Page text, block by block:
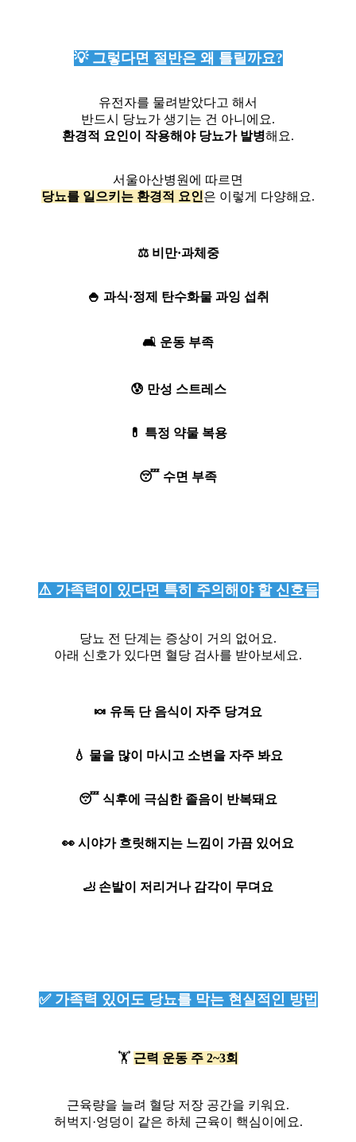
💡 그렇다면 절반은 왜 틀릴까요?
유전자를 물려받았다고 해서
반드시 당뇨가 생기는 건 아니에요.
환경적 요인이 작용해야 당뇨가 발병해요.
서울아산병원에 따르면
당뇨를 일으키는 환경적 요인은 이렇게 다양해요.
⚖️ 비만·과체중
🍚 과식·정제 탄수화물 과잉 섭취
🛋️ 운동 부족
😰 만성 스트레스
💊 특정 약물 복용
😴 수면 부족
⚠️ 가족력이 있다면 특히 주의해야 할 신호들
당뇨 전 단계는 증상이 거의 없어요.
아래 신호가 있다면 혈당 검사를 받아보세요.
🍬 유독 단 음식이 자주 당겨요
💧 물을 많이 마시고 소변을 자주 봐요
😴 식후에 극심한 졸음이 반복돼요
👀 시야가 흐릿해지는 느낌이 가끔 있어요
🦶 손발이 저리거나 감각이 무뎌요
✅ 가족력 있어도 당뇨를 막는 현실적인 방법
🏋️ 근력 운동 주 2~3회
근육량을 늘려 혈당 저장 공간을 키워요.
허벅지·엉덩이 같은 하체 근육이 핵심이에요.